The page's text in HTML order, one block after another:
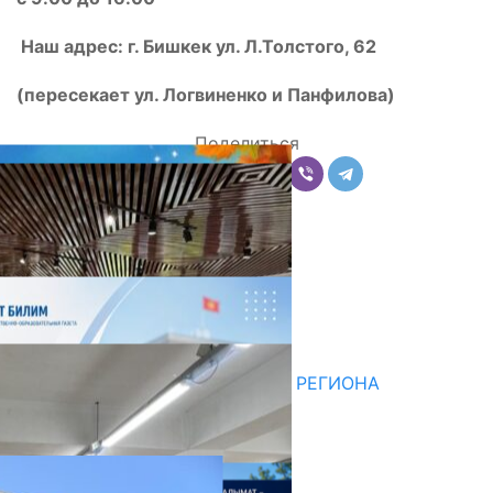
Наш адрес: г. Бишкек ул. Л.Толстого, 62
(пересекает ул. Логвиненко и Панфилова)
Поделиться
Комментарии
Последние новости
НЕДЕЛЯ В ОБЗОРЕ
07.08.2026
ДЛЯ МЕТОДИСТОВ ЮЖНОГО РЕГИОНА
НАЧАЛОСЬ ОБУЧЕНИЕ
05.08.2026